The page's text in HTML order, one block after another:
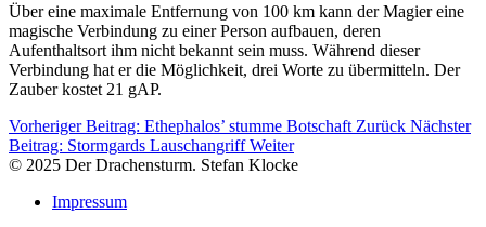
Über eine maximale Entfernung von 100 km kann der Magier eine
magische Verbindung zu einer Person aufbauen, deren
Aufenthaltsort ihm nicht bekannt sein muss. Während dieser
Verbindung hat er die Möglichkeit, drei Worte zu übermitteln. Der
Zauber kostet 21 gAP.
Vorheriger Beitrag: Ethephalos’ stumme Botschaft Zurück Nächster
Beitrag: Stormgards LauschangriffWeiter
© 2025 Der Drachensturm. Stefan Klocke
Impressum